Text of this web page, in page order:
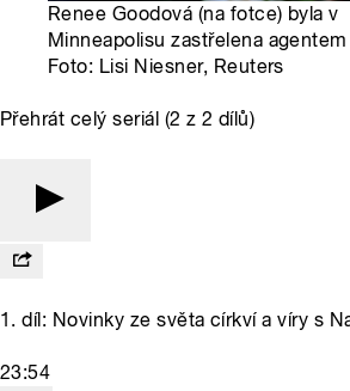
Renee Goodová (na fotce) byla v
Minneapolisu zastřelena agentem
Foto: Lisi Niesner, Reuters
Přehrát celý seriál (2 z 2 dílů)
1. díl: Novinky ze světa církví a víry s
23:54